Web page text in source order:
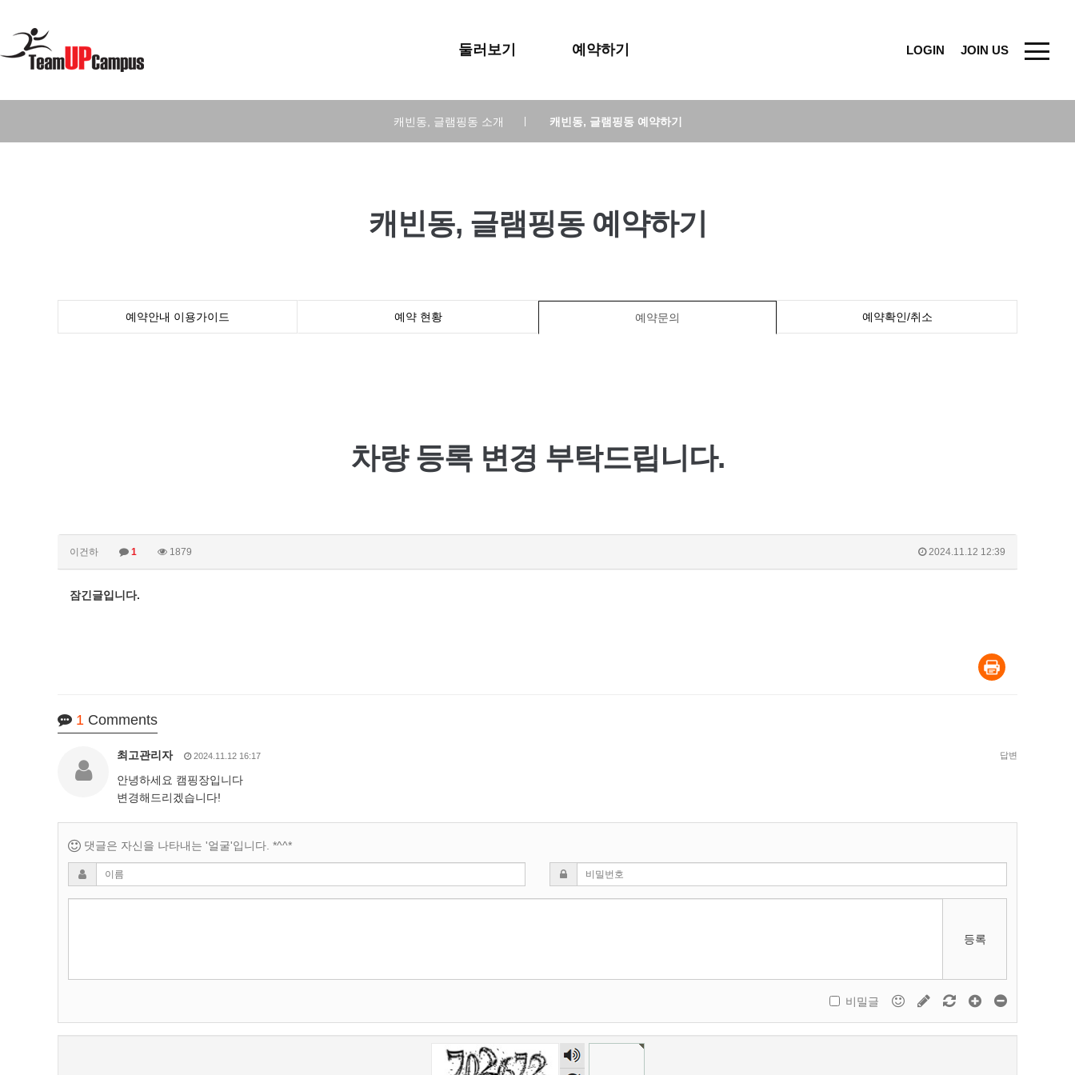
LOGIN JOIN US
둘러보기 예약하기
캐빈동, 글램핑동 소개 캐빈동, 글램핑동 예약하기
캐빈동, 글램핑동 예약하기
예약안내 이용가이드 예약 현황 예약문의 예약확인/취소
차량 등록 변경 부탁드립니다.
이건하 1 1879 2024.11.12 12:39
잠긴글입니다.
1 Comments
최고관리자 2024.11.12 16:17 답변
안녕하세요 캠핑장입니다
변경해드리겠습니다!
댓글은 자신을 나타내는 '얼굴'입니다. *^^*
등록
비밀글
숫자
음성